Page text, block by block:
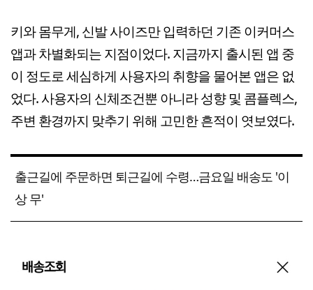
키와 몸무게, 신발 사이즈만 입력하던 기존 이커머스
앱과 차별화되는 지점이었다. 지금까지 출시된 앱 중
이 정도로 세심하게 사용자의 취향을 물어본 앱은 없
었다. 사용자의 신체조건뿐 아니라 성향 및 콤플렉스,
주변 환경까지 맞추기 위해 고민한 흔적이 엿보였다.
출근길에 주문하면 퇴근길에 수령…금요일 배송도 '이
상 무'